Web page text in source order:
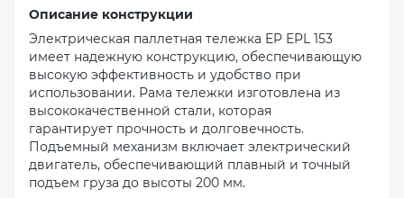
Описание конструкции
Электрическая паллетная тележка EP EPL 153
имеет надежную конструкцию, обеспечивающую
высокую эффективность и удобство при
использовании. Рама тележки изготовлена ​​из
высококачественной стали, которая
гарантирует прочность и долговечность.
Подъемный механизм включает электрический
двигатель, обеспечивающий плавный и точный
подъем груза до высоты 200 мм.